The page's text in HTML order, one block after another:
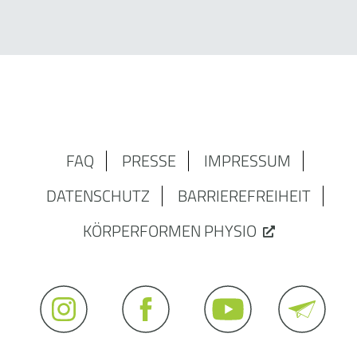
FAQ PRESSE
IMPRESSUM
DATENSCHUTZ
BARRIEREFREIHEIT
KÖRPERFORMEN PHYSIO